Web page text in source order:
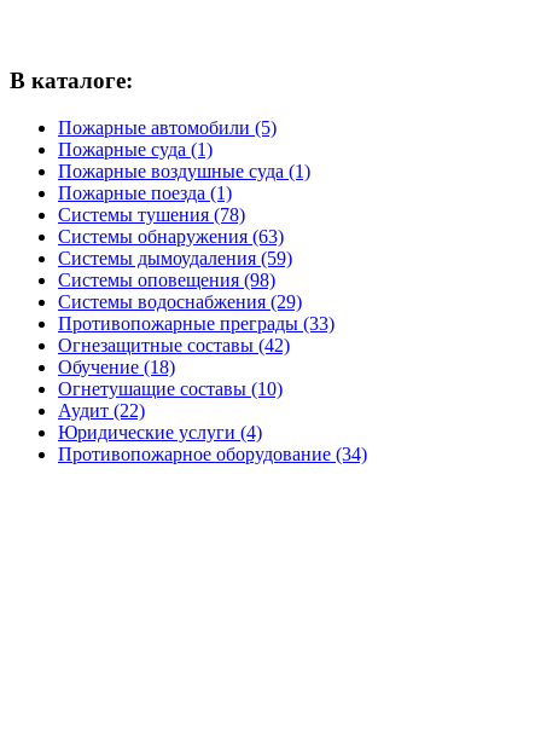
В каталоге:
Пожарные автомобили (5)
Пожарные суда (1)
Пожарные воздушные суда (1)
Пожарные поезда (1)
Системы тушения (78)
Системы обнаружения (63)
Системы дымоудаления (59)
Системы оповещения (98)
Системы водоснабжения (29)
Противопожарные преграды (33)
Огнезащитные составы (42)
Обучение (18)
Огнетушащие составы (10)
Аудит (22)
Юридические услуги (4)
Противопожарное оборудование (34)